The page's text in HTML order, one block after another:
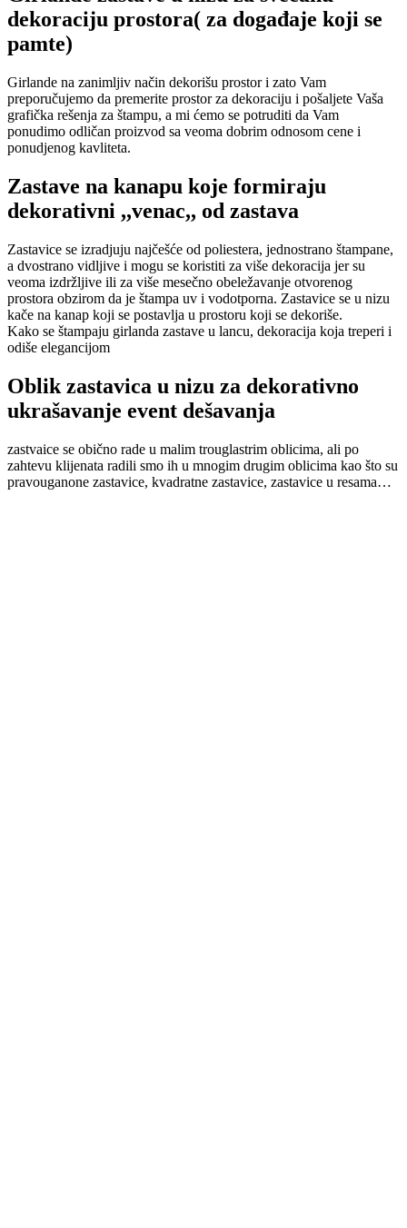
dekoraciju prostora( za događaje koji se
pamte)
Girlande na zanimljiv način dekorišu prostor i zato Vam
preporučujemo da premerite prostor za dekoraciju i pošaljete Vaša
grafička rešenja za štampu, a mi ćemo se potruditi da Vam
ponudimo odličan proizvod sa veoma dobrim odnosom cene i
ponudjenog kavliteta.
Zastave na kanapu koje formiraju
dekorativni ,,venac,, od zastava
Zastavice se izradjuju najčešće od poliestera, jednostrano štampane,
a dvostrano vidljive i mogu se koristiti za više dekoracija jer su
veoma izdržljive ili za više mesečno obeležavanje otvorenog
prostora obzirom da je štampa uv i vodotporna. Zastavice se u nizu
kače na kanap koji se postavlja u prostoru koji se dekoriše.
Kako se štampaju girlanda zastave u lancu, dekoracija koja treperi i
odiše elegancijom
Oblik zastavica u nizu za dekorativno
ukrašavanje event dešavanja
zastvaice se obično rade u malim trouglastrim oblicima, ali po
zahtevu klijenata radili smo ih u mnogim drugim oblicima kao što su
pravouganone zastavice, kvadratne zastavice, zastavice u resama…